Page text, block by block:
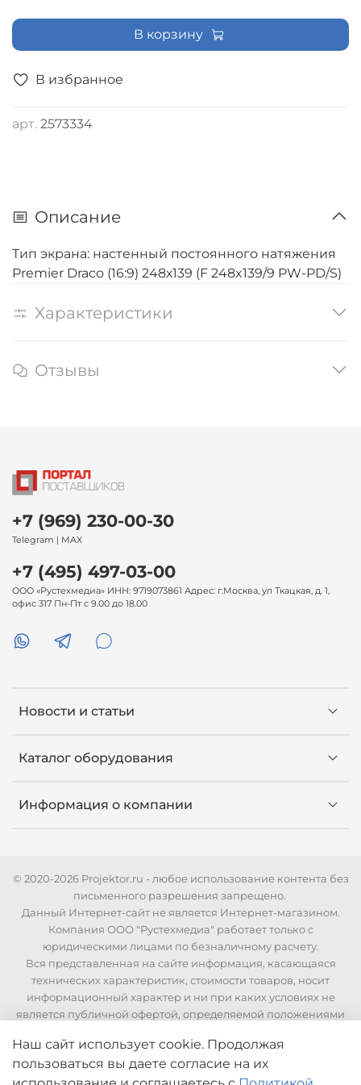
В избранное
арт. 2573334
В корзину
Описание
Тип экрана: настенный постоянного натяжения
Premier Draco (16:9) 248х139 (F 248x139/9 PW-PD/S)
Характеристики
Отзывы
Новости и статьи
Каталог оборудования
Информация о компании
+7 (969) 230-00-30
Telegram | MAX
+7 (495) 497-03-00
ООО «Рустехмедиа» ИНН: 9719073861 Адрес: г.Москва, ул Ткацкая, д. 1,
офис 317 Пн-Пт с 9.00 до 18.00
© 2020-2026 Projektor.ru - любое использование контента без
письменного разрешения запрещено.
Данный Интернет-сайт не является Интернет-магазином.
Компания ООО "Рустехмедиа" работает только с
юридическими лицами по безналичному расчету.
Вся представленная на сайте информация, касающаяся
технических характеристик, стоимости товаров, носит
информационный характер и ни при каких условиях не
является публичной офертой, определяемой положениями
стоимости и технических характеристик необходимо
связаться с нашими менеджерами по телефонам указанным
на сайте.
Наш сайт использует cookie. Продолжая
пользоваться вы даете согласие на их